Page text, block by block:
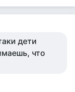
дети
что